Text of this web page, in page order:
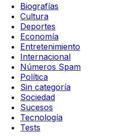
Biografías
Cultura
Deportes
Economía
Entretenimiento
Internacional
Números Spam
Política
Sin categoría
Sociedad
Sucesos
Tecnología
Tests